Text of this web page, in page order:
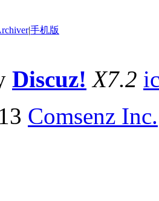
|手机版
Discuz! X7.2
Comsenz Inc.